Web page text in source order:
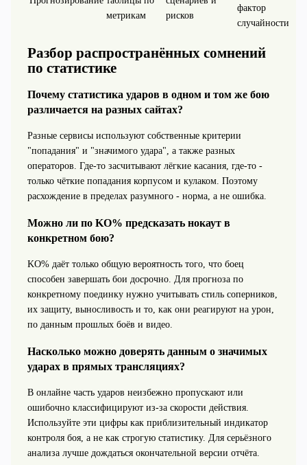
метрикам
рисков
фактор
случайности
Разбор распространённых сомнений
по статистике
Почему статистика ударов в одном и том же бою
различается на разных сайтах?
Разные сервисы используют собственные критерии
"попадания" и "значимого удара", а также разных
операторов. Где-то засчитывают лёгкие касания, где-то -
только чёткие попадания корпусом и кулаком. Поэтому
расхождение в пределах разумного - норма, а не ошибка.
Можно ли по KO% предсказать нокаут в
конкретном бою?
KO% даёт только общую вероятность того, что боец
способен завершать бои досрочно. Для прогноза по
конкретному поединку нужно учитывать стиль соперников,
их защиту, выносливость и то, как они реагируют на урон,
по данным прошлых боёв и видео.
Насколько можно доверять данным о значимых
ударах в прямых трансляциях?
В онлайне часть ударов неизбежно пропускают или
ошибочно классифицируют из-за скорости действия.
Используйте эти цифры как приблизительный индикатор
контроля боя, а не как строгую статистику. Для серьёзного
анализа лучше дождаться окончательной версии отчёта.